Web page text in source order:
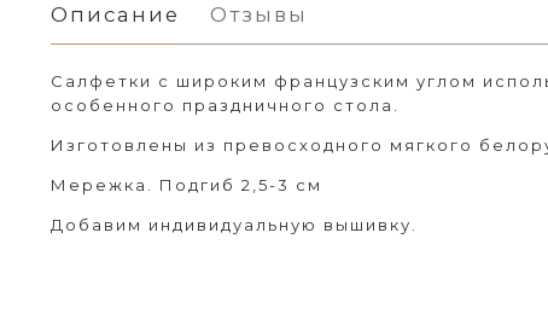
Описание Отзывы
Салфетки с широким французским углом
особенного праздничного стола.
Изготовлены из превосходного мягкого
Мережка. Подгиб 2,5-3 см
Добавим индивидуальную вышивку.